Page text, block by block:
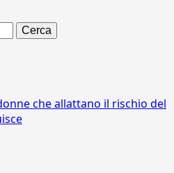
che allattano il rischio del